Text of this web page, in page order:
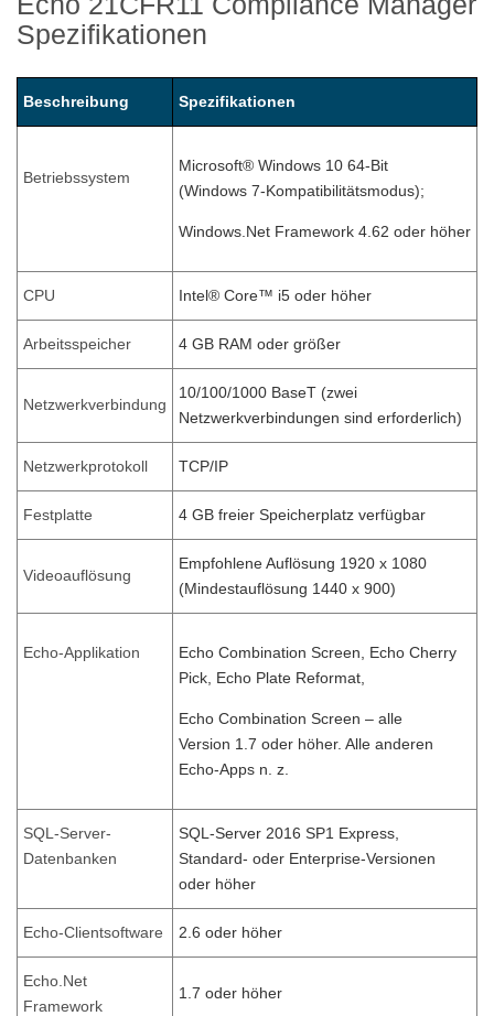
Spezifikationen
Beschreibung Spezifikationen
Betriebssystem
Microsoft® Windows 10 64-Bit
(Windows 7-Kompatibilitätsmodus);
Windows.Net Framework 4.62 oder höher
CPU Intel® Core™ i5 oder höher
Arbeitsspeicher 4 GB RAM oder größer
Netzwerkverbindung
10/100/1000 BaseT (zwei
Netzwerkverbindungen sind erforderlich)
Netzwerkprotokoll TCP/IP
Festplatte 4 GB freier Speicherplatz verfügbar
Videoauflösung
Empfohlene Auflösung 1920 x 1080
(Mindestauflösung 1440 x 900)
Echo-Applikation
Echo Combination Screen, Echo Cherry
Pick, Echo Plate Reformat,
Echo Combination Screen – alle
Version 1.7 oder höher. Alle anderen
Echo-Apps n. z.
SQL-Server-
Datenbanken
SQL-Server 2016 SP1 Express,
Standard- oder Enterprise-Versionen
oder höher
Echo-Clientsoftware 2.6 oder höher
Echo.Net
Framework
1.7 oder höher